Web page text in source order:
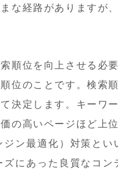
な経路がありますが
順位を向上させる必
位のことです。検索
決定します。キーワ
の高いページほど上
ン最適化）対策と
にあった良質なコ